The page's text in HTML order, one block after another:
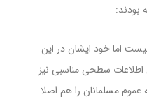
اما خود ایشان در این
سطحی مناسبی نیز
عموم مسلمانان را هم اصلا